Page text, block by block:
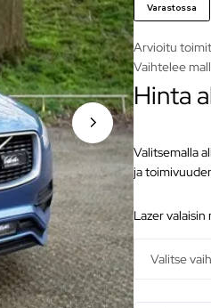
Varastossa
Arvioitu
Vaihtelee
Hinta
Valitsemalla
ja
lazer valaisin